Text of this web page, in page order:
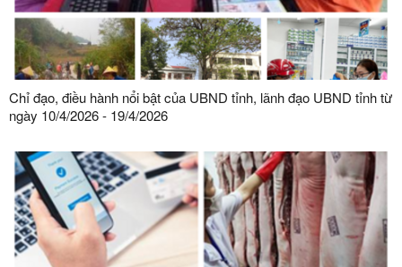
Chỉ đạo, điều hành nổi bật của UBND tỉnh, lãnh đạo UBND tỉnh từ
ngày 10/4/2026 - 19/4/2026